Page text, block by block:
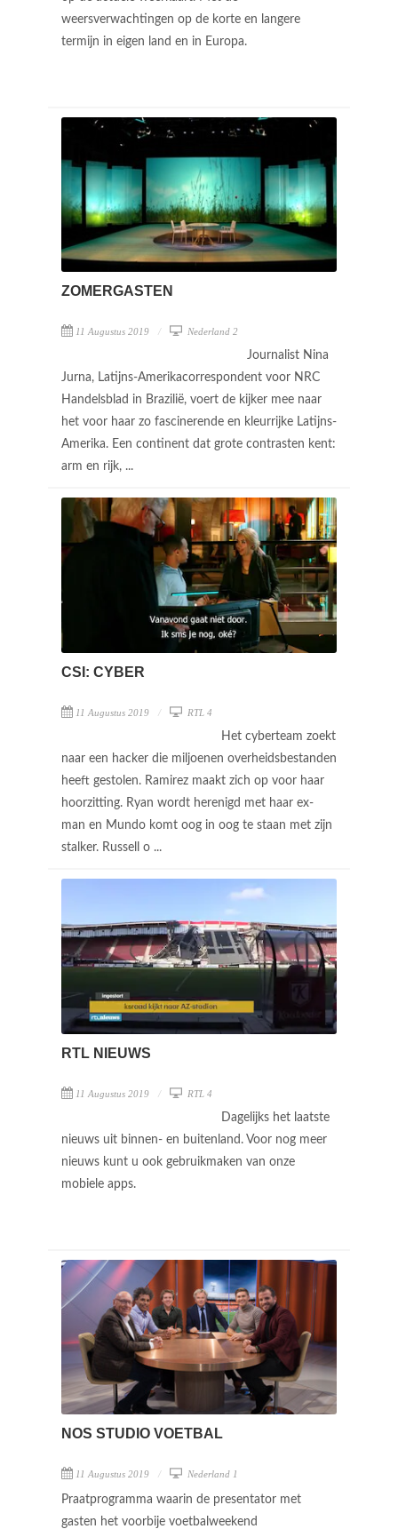
weersverwachtingen op de korte en langere
termijn in eigen land en in Europa.
ZOMERGASTEN
11 Augustus 2019 Nederland 2
Journalist Nina
Jurna, Latijns-Amerikacorrespondent voor NRC
Handelsblad in Brazilië, voert de kijker mee naar
het voor haar zo fascinerende en kleurrijke Latijns-
Amerika. Een continent dat grote contrasten kent:
arm en rijk, ...
CSI: CYBER
11 Augustus 2019 RTL 4
Het cyberteam zoekt
naar een hacker die miljoenen overheidsbestanden
heeft gestolen. Ramirez maakt zich op voor haar
hoorzitting. Ryan wordt herenigd met haar ex-
man en Mundo komt oog in oog te staan met zijn
stalker. Russell o ...
RTL NIEUWS
11 Augustus 2019 RTL 4
Dagelijks het laatste
nieuws uit binnen- en buitenland. Voor nog meer
nieuws kunt u ook gebruikmaken van onze
mobiele apps.
NOS STUDIO VOETBAL
11 Augustus 2019 Nederland 1
Praatprogramma waarin de presentator met
gasten het voorbije voetbalweekend